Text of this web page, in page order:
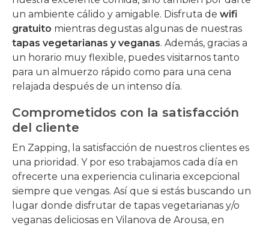
un ambiente cálido y amigable. Disfruta de wifi
gratuito mientras degustas algunas de nuestras
tapas vegetarianas y veganas. Además, gracias a
un horario muy flexible, puedes visitarnos tanto
para un almuerzo rápido como para una cena
relajada después de un intenso día.
Comprometidos con la satisfacción
del cliente
En Zapping, la satisfacción de nuestros clientes es
una prioridad. Y por eso trabajamos cada día en
ofrecerte una experiencia culinaria excepcional
siempre que vengas. Así que si estás buscando un
lugar donde disfrutar de tapas vegetarianas y/o
veganas deliciosas en Vilanova de Arousa, en